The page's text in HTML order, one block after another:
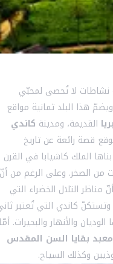
نشاطات لا تُحصى لمحبّي
هذا البلد ثمانية مواقع
القديمة، ومدينة كاندي
قصة رائعة عن تاريخ
الملك كاشيابا في القرن
من الصخر. وعلى الرغم من أنّ
مناظر التلال الخضراء التي
كاندي التي تُعتبر
والأنهار والبحيرات.
معبد بقايا السن المقدس
وكذلك السياح.